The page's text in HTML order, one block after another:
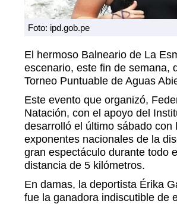
Foto: ipd.gob.pe
El hermoso Balneario de La
escenario, este fin de semana,
Torneo Puntuable de Aguas
Este evento que organizó,
Natación, con el apoyo del
desarrolló el último sábado
exponentes nacionales de la
gran espectáculo durante todo
distancia de 5 kilómetros.
En damas, la deportista Érika
fue la ganadora indiscutible de